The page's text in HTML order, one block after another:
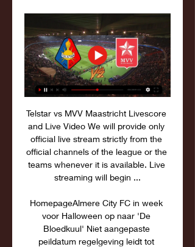
Telstar vs MVV Maastricht Livescore
and Live Video We will provide only
official live stream strictly from the
official channels of the league or the
teams whenever it is available. Live
streaming will begin ...
HomepageAlmere City FC in week
voor Halloween op naar 'De
Bloedkuul' Niet aangepaste
peildatum regelgeving leidt tot